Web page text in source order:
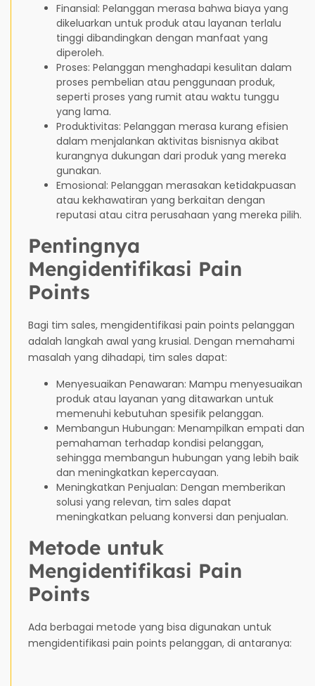
Finansial: Pelanggan merasa bahwa biaya yang
dikeluarkan untuk produk atau layanan terlalu
tinggi dibandingkan dengan manfaat yang
diperoleh.
Proses: Pelanggan menghadapi kesulitan dalam
proses pembelian atau penggunaan produk,
seperti proses yang rumit atau waktu tunggu
yang lama.
Produktivitas: Pelanggan merasa kurang efisien
dalam menjalankan aktivitas bisnisnya akibat
kurangnya dukungan dari produk yang mereka
gunakan.
Emosional: Pelanggan merasakan ketidakpuasan
atau kekhawatiran yang berkaitan dengan
reputasi atau citra perusahaan yang mereka pilih.
Pentingnya
Mengidentifikasi Pain
Points
Bagi tim sales, mengidentifikasi pain points pelanggan
adalah langkah awal yang krusial. Dengan memahami
masalah yang dihadapi, tim sales dapat:
Menyesuaikan Penawaran: Mampu menyesuaikan
produk atau layanan yang ditawarkan untuk
memenuhi kebutuhan spesifik pelanggan.
Membangun Hubungan: Menampilkan empati dan
pemahaman terhadap kondisi pelanggan,
sehingga membangun hubungan yang lebih baik
dan meningkatkan kepercayaan.
Meningkatkan Penjualan: Dengan memberikan
solusi yang relevan, tim sales dapat
meningkatkan peluang konversi dan penjualan.
Metode untuk
Mengidentifikasi Pain
Points
Ada berbagai metode yang bisa digunakan untuk
mengidentifikasi pain points pelanggan, di antaranya: